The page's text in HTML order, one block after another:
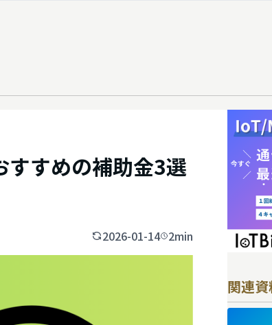
すすめの補助金3選
2026-01-14 2min
関連